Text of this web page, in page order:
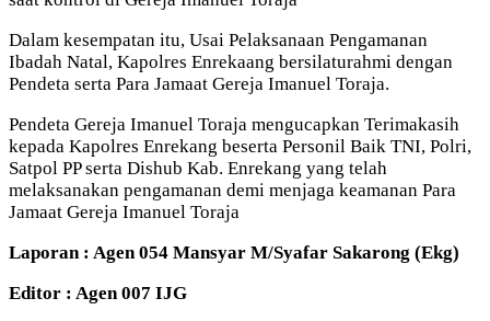
Dalam kesempatan itu, Usai Pelaksanaan Pengamanan
Ibadah Natal, Kapolres Enrekaang bersilaturahmi dengan
Pendeta serta Para Jamaat Gereja Imanuel Toraja.
Pendeta Gereja Imanuel Toraja mengucapkan Terimakasih
kepada Kapolres Enrekang beserta Personil Baik TNI, Polri,
Satpol PP serta Dishub Kab. Enrekang yang telah
melaksanakan pengamanan demi menjaga keamanan Para
Jamaat Gereja Imanuel Toraja
Laporan : Agen 054 Mansyar M/Syafar Sakarong (Ekg)
Editor : Agen 007 IJG